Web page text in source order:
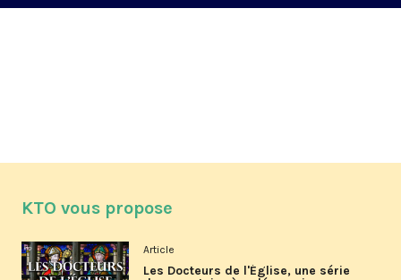
KTO vous propose
Article
Les Docteurs de l'Église, une série